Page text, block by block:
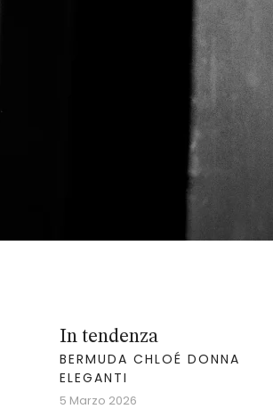
In tendenza
BERMUDA CHLOÉ DONNA
ELEGANTI
5 Marzo 2026